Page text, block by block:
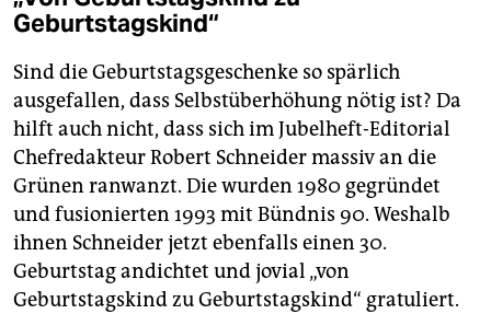
Geburtstagskind“
Sind die Geburtstagsgeschenke so spärlich
ausgefallen, dass Selbstüberhöhung nötig ist? Da
hilft auch nicht, dass sich im Jubelheft-Editorial
Chefredakteur Robert Schneider massiv an die
Grünen ranwanzt. Die wurden 1980 gegründet
und fusionierten 1993 mit Bündnis 90. Weshalb
ihnen Schneider jetzt ebenfalls einen 30.
Geburtstag andichtet und jovial „von
Geburtstagskind zu Geburtstagskind“ gratuliert.